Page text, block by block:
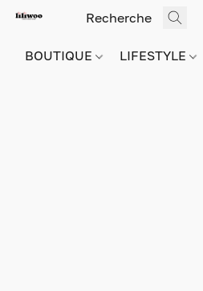
BOUTIQUE LIFESTYLE